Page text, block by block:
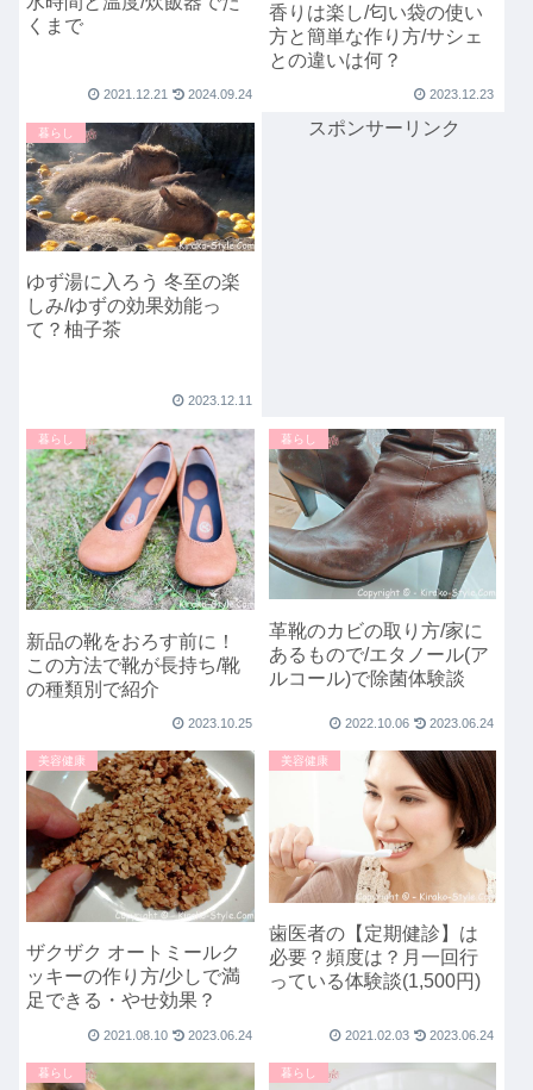
くまで
2021.12.21 2024.09.24
香りは楽し/匂い袋の使い
方と簡単な作り方/サシェ
との違いは何？
2023.12.23
暮らし
ゆず湯に入ろう 冬至の楽
しみ/ゆずの効果効能っ
て？柚子茶
2023.12.11
スポンサーリンク
暮らし
新品の靴をおろす前に！
この方法で靴が長持ち/靴
の種類別で紹介
2023.10.25
暮らし
革靴のカビの取り方/家に
あるもので/エタノール(ア
ルコール)で除菌体験談
2022.10.06 2023.06.24
美容健康
ザクザク オートミールク
ッキーの作り方/少しで満
足できる・やせ効果？
2021.08.10 2023.06.24
美容健康
歯医者の【定期健診】は
必要？頻度は？月一回行
っている体験談(1,500円)
2021.02.03 2023.06.24
暮らし 暮らし